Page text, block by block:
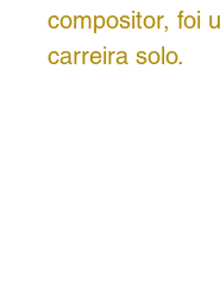
compositor, foi
carreira solo.